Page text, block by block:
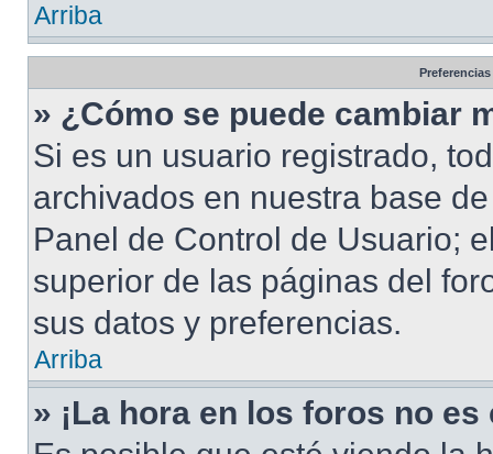
Arriba
» ¿Cómo se puede cambiar
Si es un usuario registrado,
archivados en nuestra base
Panel de Control de Usuario;
superior de las páginas del
sus datos y preferencias.
Arriba
» ¡La hora en los foros no